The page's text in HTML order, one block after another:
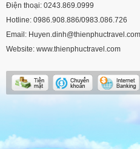
Điện thoại: 0243.869.0999
Hotline: 0986.908.886/0983.086.726
Email: Huyen.dinh@thienphuctravel.com
Website: www.thienphuctravel.com